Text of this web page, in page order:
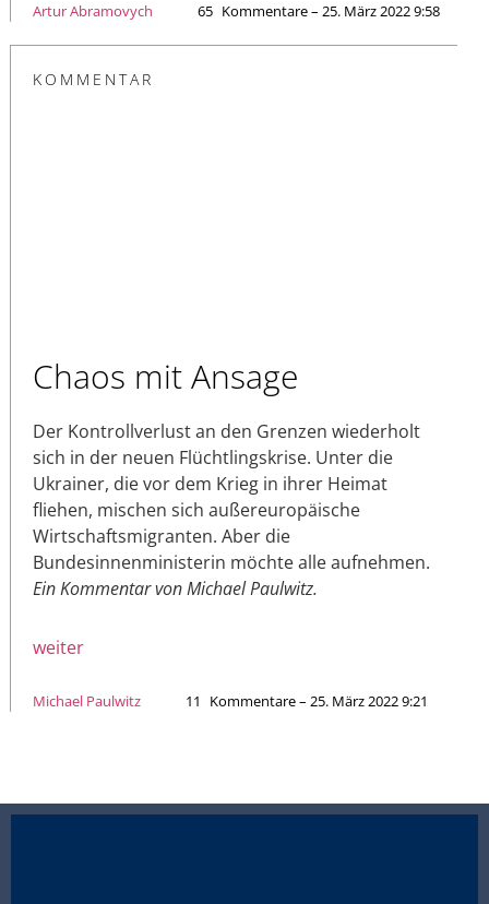
Artur Abramovych 65 Kommentare – 25. März 2022 9:58
KOMMENTAR
Chaos mit Ansage
Der Kontrollverlust an den Grenzen wiederholt
sich in der neuen Flüchtlingskrise. Unter die
Ukrainer, die vor dem Krieg in ihrer Heimat
fliehen, mischen sich außereuropäische
Wirtschaftsmigranten. Aber die
Bundesinnenministerin möchte alle aufnehmen.
Ein Kommentar von Michael Paulwitz.
weiter
Michael Paulwitz 11 Kommentare – 25. März 2022 9:21